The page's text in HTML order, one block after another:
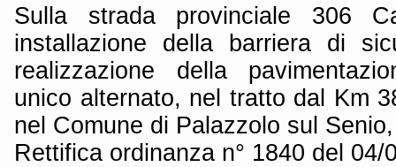
Sulla strada provinciale 306
installazione della barriera di
realizzazione della
unico alternato, nel tratto dal Km
nel Comune di Palazzolo sul
Rettifica ordinanza n° 1840 del 04/